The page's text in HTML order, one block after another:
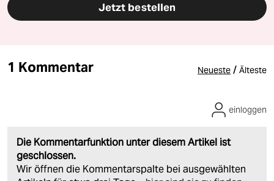
Jetzt bestellen
1 Kommentar Neueste / Älteste
Die Kommentarfunktion unter diesem Artikel ist
geschlossen.
Wir öffnen die Kommentarspalte bei ausgewählten
einloggen